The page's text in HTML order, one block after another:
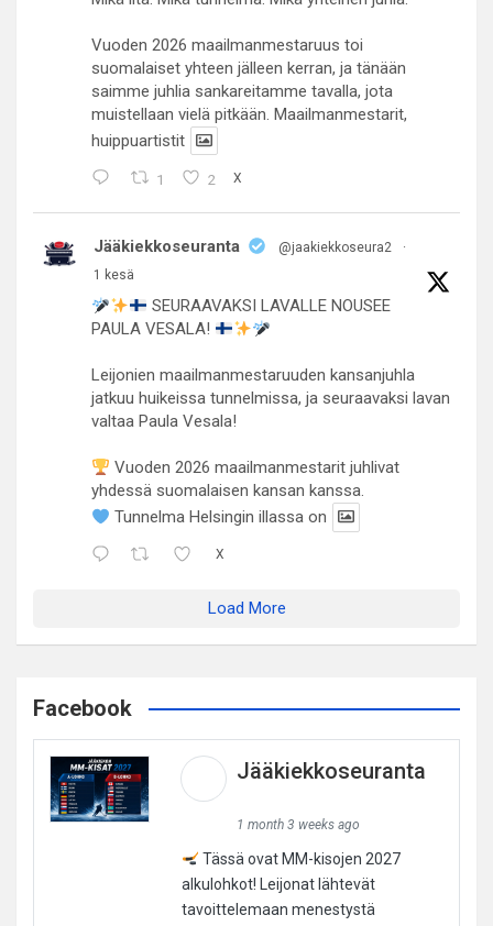
Vuoden 2026 maailmanmestaruus toi
suomalaiset yhteen jälleen kerran, ja tänään
saimme juhlia sankareitamme tavalla, jota
muistellaan vielä pitkään. Maailmanmestarit,
huippuartistit
1 2 X
Jääkiekkoseuranta @jaakiekkoseura2
·
1 kesä
SEURAAVAKSI LAVALLE NOUSEE
PAULA VESALA!
Leijonien maailmanmestaruuden kansanjuhla
jatkuu huikeissa tunnelmissa, ja seuraavaksi lavan
valtaa Paula Vesala!
Vuoden 2026 maailmanmestarit juhlivat
yhdessä suomalaisen kansan kanssa.
Tunnelma Helsingin illassa on
X
Load More
Facebook
Jääkiekkoseuranta
1 month 3 weeks ago
Tässä ovat MM-kisojen 2027
alkulohkot! Leijonat lähtevät
tavoittelemaan menestystä